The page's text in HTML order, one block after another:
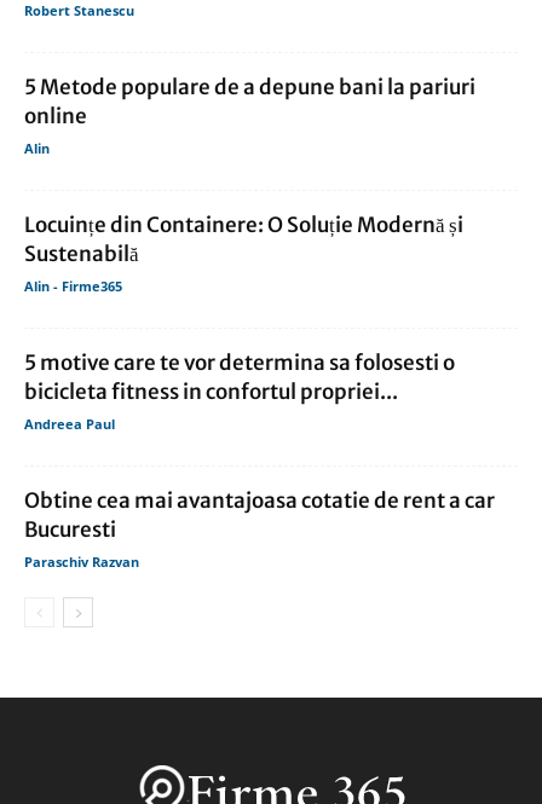
Robert Stanescu
5 Metode populare de a depune bani la pariuri
online
Alin
Locuințe din Containere: O Soluție Modernă și
Sustenabilă
Alin - Firme365
5 motive care te vor determina sa folosesti o
bicicleta fitness in confortul propriei...
Andreea Paul
Obtine cea mai avantajoasa cotatie de rent a car
Bucuresti
Paraschiv Razvan